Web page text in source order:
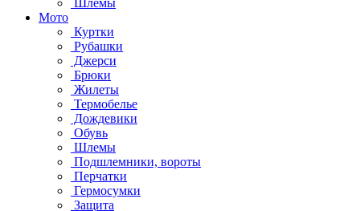
Мото
Куртки
Рубашки
Джерси
Брюки
Жилеты
Термобелье
Дождевики
Обувь
Шлемы
Подшлемники, вороты
Перчатки
Гермосумки
Защита